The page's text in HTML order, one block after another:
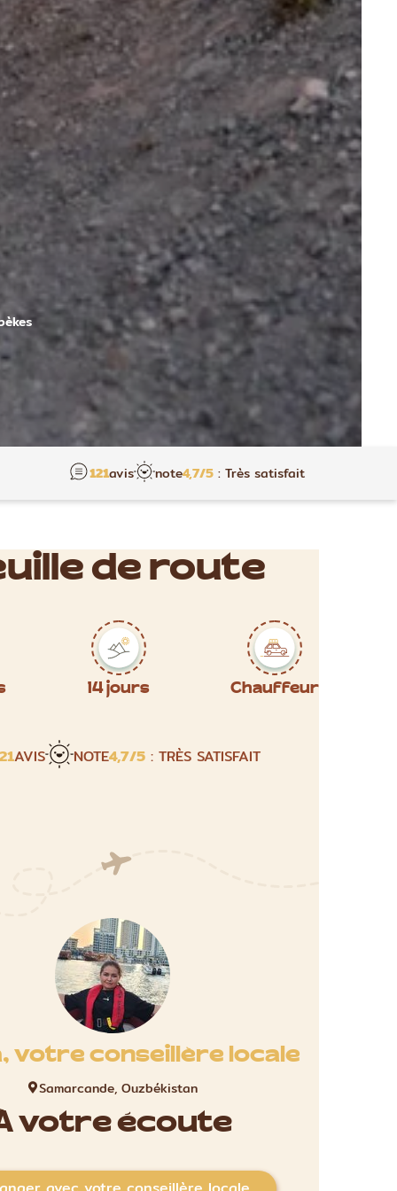
121avis note4,7/5 : Très satisfait
de route
14 jours Chauffeur
AVIS NOTE4,7/5 : TRÈS SATISFAIT
votre conseillère locale
Samarcande, Ouzbékistan
votre écoute